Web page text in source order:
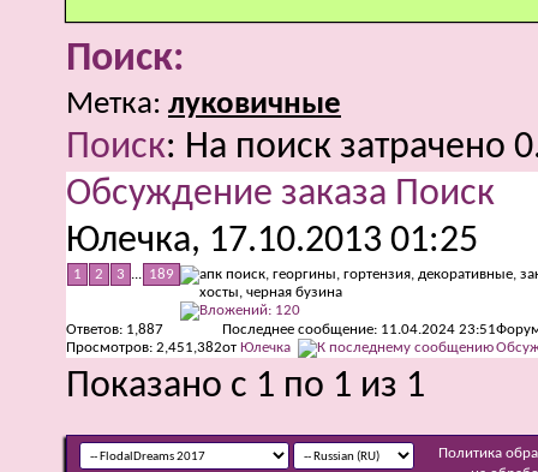
Поиск:
Метка: луковичные
Поиск: На поиск затрачено
Обсуждение заказа Поиск
Юлечка, 17.10.2013 01:25
1 2 3 ... 189
Ответов: 1,887
Просмотров: 2,451,382
Последнее сообщение: 11.04.2024 23:51
от Юлечка
Показано с 1 по 1 из 1
Политика